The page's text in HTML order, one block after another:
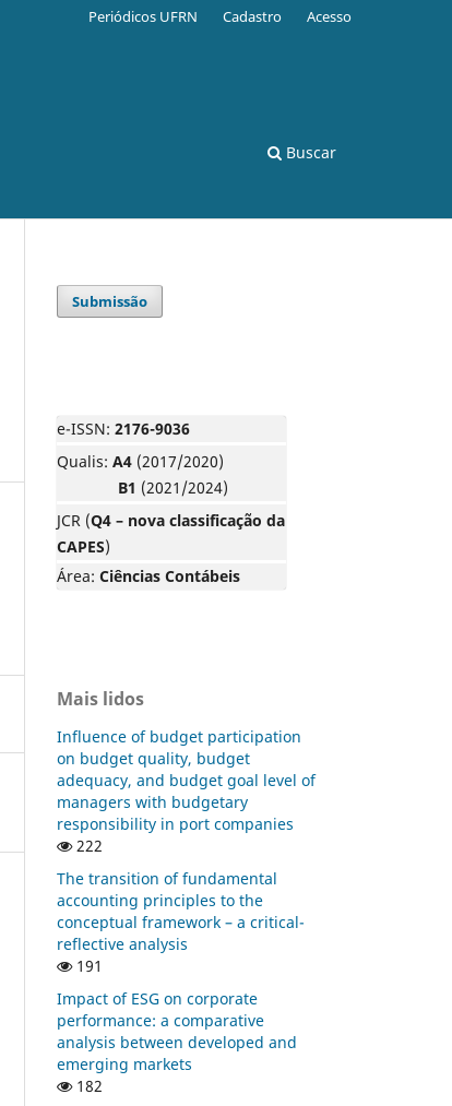
Buscar
Periódicos UFRN Cadastro Acesso
Submissão
e-ISSN: 2176-9036
Qualis: A4 (2017/2020)
B1 (2021/2024)
JCR (Q4 – nova classificação da
CAPES)
Área: Ciências Contábeis
Mais lidos
Influence of budget participation
on budget quality, budget
adequacy, and budget goal level of
managers with budgetary
responsibility in port companies
222
The transition of fundamental
accounting principles to the
conceptual framework – a critical-
reflective analysis
191
Impact of ESG on corporate
performance: a comparative
analysis between developed and
emerging markets
182